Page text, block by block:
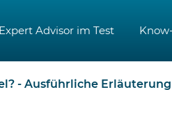
Expert Advisor im Test
Erläuterung und was man